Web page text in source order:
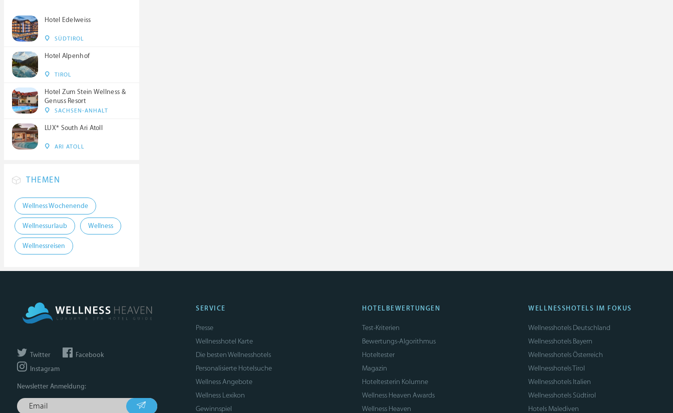
Hotel Edelweiss
SÜDTIROL
Hotel Alpenhof
TIROL
Hotel Zum Stein Wellness &
Genuss Resort
SACHSEN-ANHALT
LUX* South Ari Atoll
ARI ATOLL
THEMEN
Wellness Wochenende
Wellnessurlaub Wellness
Wellnessreisen
Twitter
Facebook
Instagram
Newsletter Anmeldung:
SERVICE
Presse
Wellnesshotel Karte
Die besten Wellnesshotels
Personalisierte Hotelsuche
Wellness Angebote
Wellness Lexikon
Gewinnspiel
HOTELBEWERTUNGEN
Test-Kriterien
Bewertungs-Algorithmus
Hoteltester
Magazin
Hoteltesterin Kolumne
Wellness Heaven Awards
Wellness Heaven
WELLNESSHOTELS IM FOKUS
Wellnesshotels Deutschland
Wellnesshotels Bayern
Wellnesshotels Österreich
Wellnesshotels Tirol
Wellnesshotels Italien
Wellnesshotels Südtirol
Hotels Malediven